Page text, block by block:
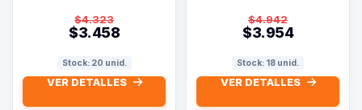
$4.323
$3.458
Stock: 20 unid.
VER DETALLES
$4.942
$3.954
Stock: 18 unid.
VER DETALLES